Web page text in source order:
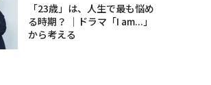
「23歳」は、人生で最も悩め
る時期？ │ドラマ「I am...」
から考える